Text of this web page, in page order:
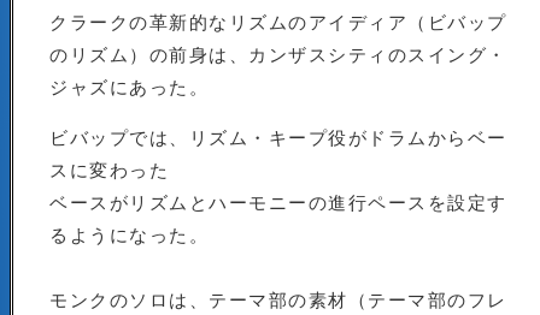
クラークの革新的なリズムのアイディア（ビバップ
のリズム）の前身は、カンザスシティのスイング・
ジャズにあった。
ビバップでは、リズム・キープ役がドラムからベー
スに変わった
ベースがリズムとハーモニーの進行ペースを設定す
るようになった。
モンクのソロは、テーマ部の素材（テーマ部のフレ